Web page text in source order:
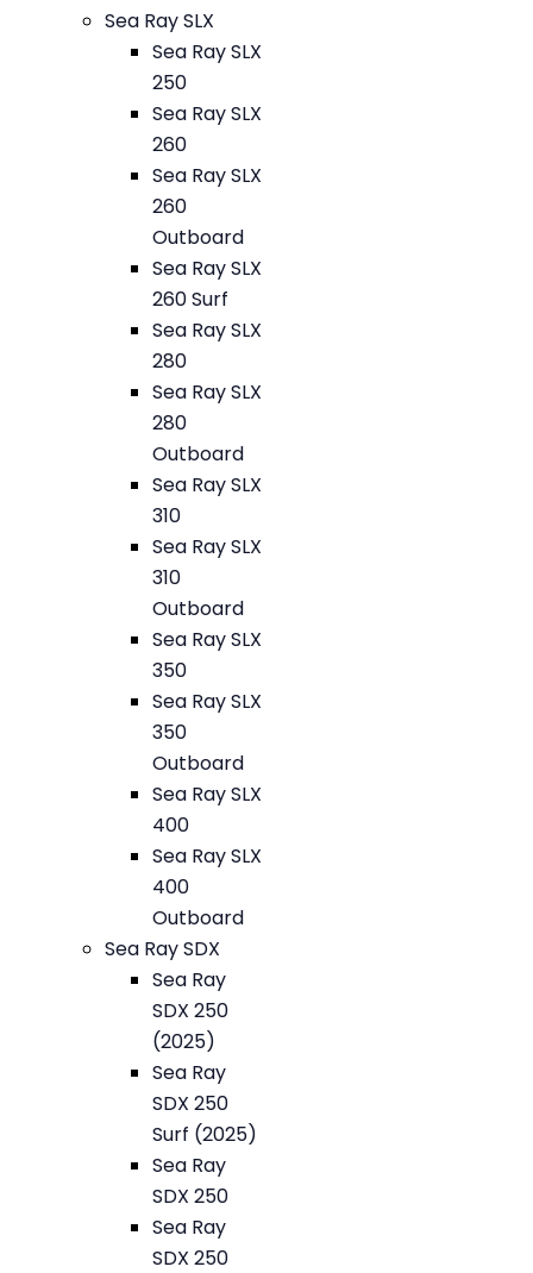
Sea Ray SLX
Sea Ray SLX
250
Sea Ray SLX
260
Sea Ray SLX
260
Outboard
Sea Ray SLX
260 Surf
Sea Ray SLX
280
Sea Ray SLX
280
Outboard
Sea Ray SLX
310
Sea Ray SLX
310
Outboard
Sea Ray SLX
350
Sea Ray SLX
350
Outboard
Sea Ray SLX
400
Sea Ray SLX
400
Outboard
Sea Ray SDX
Sea Ray
SDX 250
(2025)
Sea Ray
SDX 250
Surf (2025)
Sea Ray
SDX 250
Sea Ray
SDX 250